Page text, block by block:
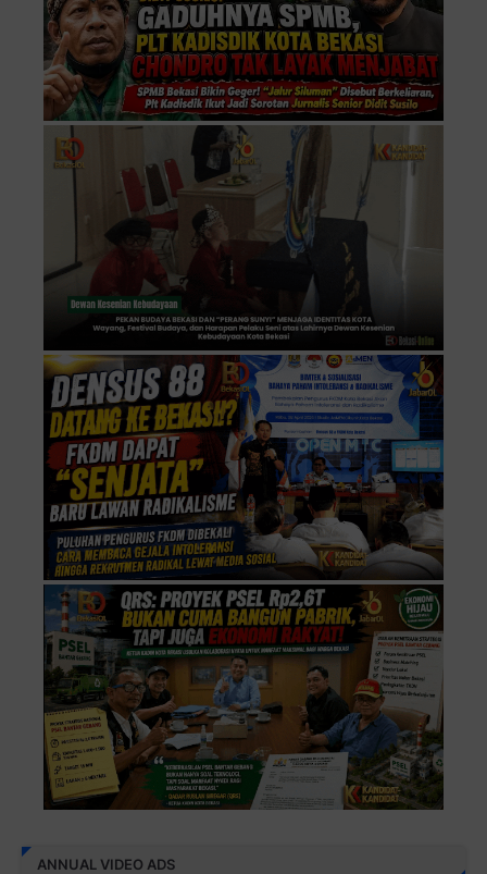
ANNUAL VIDEO ADS